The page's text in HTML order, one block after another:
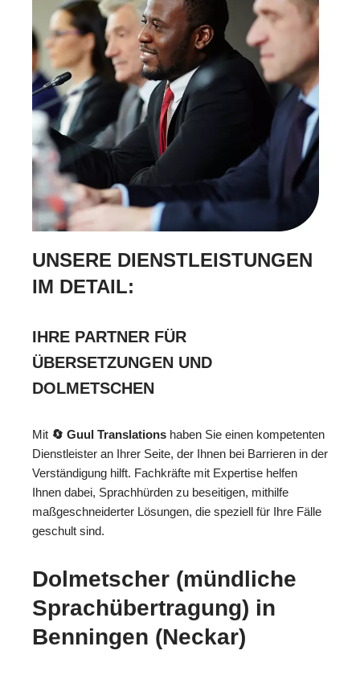
UNSERE DIENSTLEISTUNGEN
IM DETAIL:
IHRE PARTNER FÜR
ÜBERSETZUNGEN UND
DOLMETSCHEN
Mit 🔄 Guul Translations haben Sie einen kompetenten
Dienstleister an Ihrer Seite, der Ihnen bei Barrieren in der
Verständigung hilft. Fachkräfte mit Expertise helfen
Ihnen dabei, Sprachhürden zu beseitigen, mithilfe
maßgeschneiderter Lösungen, die speziell für Ihre Fälle
geschult sind.
Dolmetscher (mündliche
Sprachübertragung) in
Benningen (Neckar)